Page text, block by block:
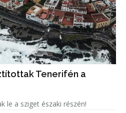
Tenerifén a
le a sziget északi részén!